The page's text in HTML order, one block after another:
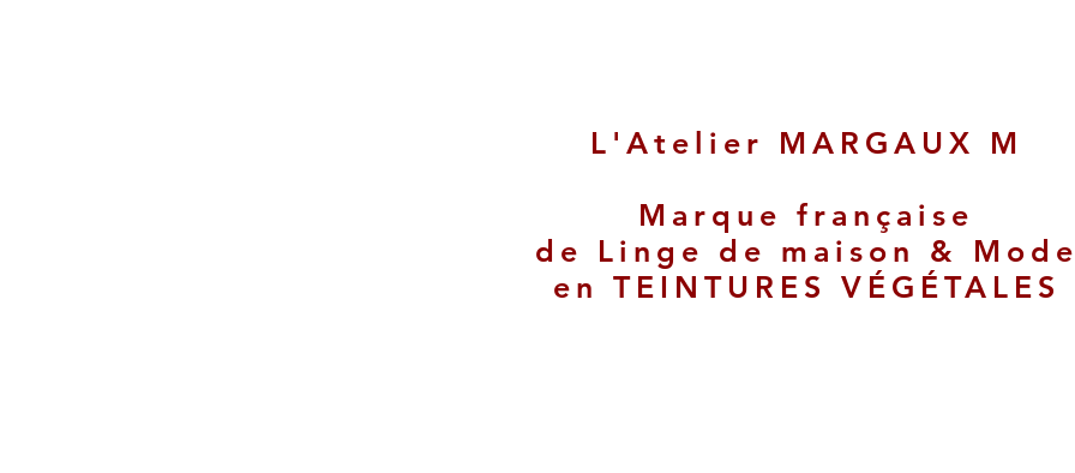
L'Atelier MARGAUX M
Marque française
de Linge de maison & Mode
en TEINTURES VÉGÉTALES